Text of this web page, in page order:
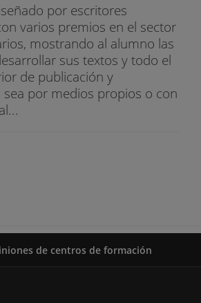
por escritores
varios premios en el sector
mostrando al alumno las
sus textos y todo el
de publicación y
por medios propios o con
de centros de formación